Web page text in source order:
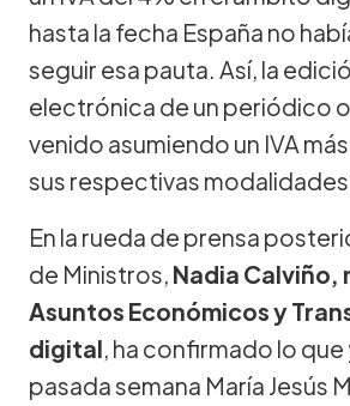
hasta la fecha España no
seguir esa pauta. Así, la
electrónica de un periódico
venido asumiendo un IVA
sus respectivas
En la rueda de prensa
de Ministros, Nadia Calviño,
Asuntos Económicos y
digital, ha confirmado lo que
pasada semana María Jesús